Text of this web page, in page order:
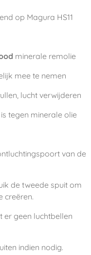
op Magura HS11
minerale remolie
mee te nemen
lucht verwijderen
tegen minerale olie
van de
de tweede spuit om
creëren.
er geen luchtbellen
indien nodig.